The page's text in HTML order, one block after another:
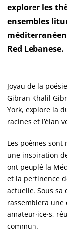
explorer les
ensembles
Red Lebanese.
Joyau de la
Gibran Khalil
York, explore la
racines et l’élan
Les poèmes
une inspiration
ont peuplé la
et la pertinence
actuelle. Sous
rassemblera une
amateur·ice·s,
commun.